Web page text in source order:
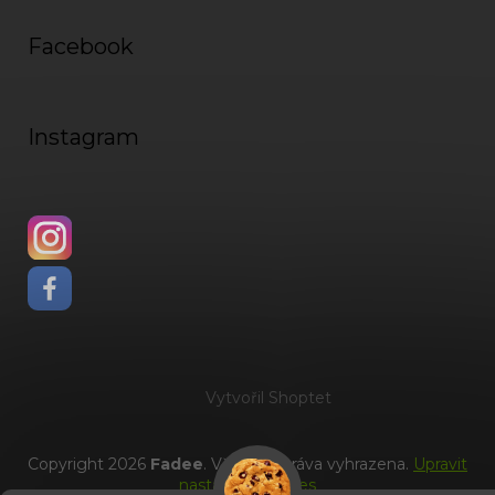
Facebook
Instagram
Vytvořil Shoptet
Copyright 2026 Fadee. Všechna práva vyhrazena. Upravit
nastavení cookies